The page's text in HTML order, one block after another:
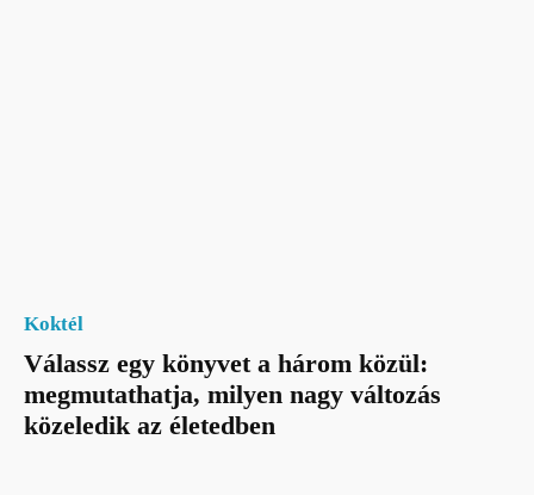
Koktél
Válassz egy könyvet a három közül:
megmutathatja, milyen nagy változás
közeledik az életedben